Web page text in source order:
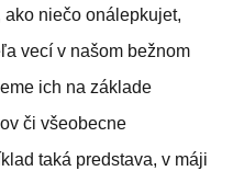
niečo onálepkujet,
vecí v našom bežnom
ich na základe
či všeobecne
taká predstava, v máji